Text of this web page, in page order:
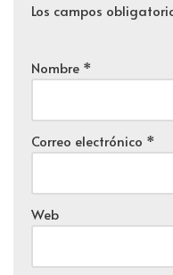
Los campos
Nombre *
Correo electrónico *
Web